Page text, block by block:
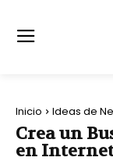
Inicio Ideas de
Crea un
en